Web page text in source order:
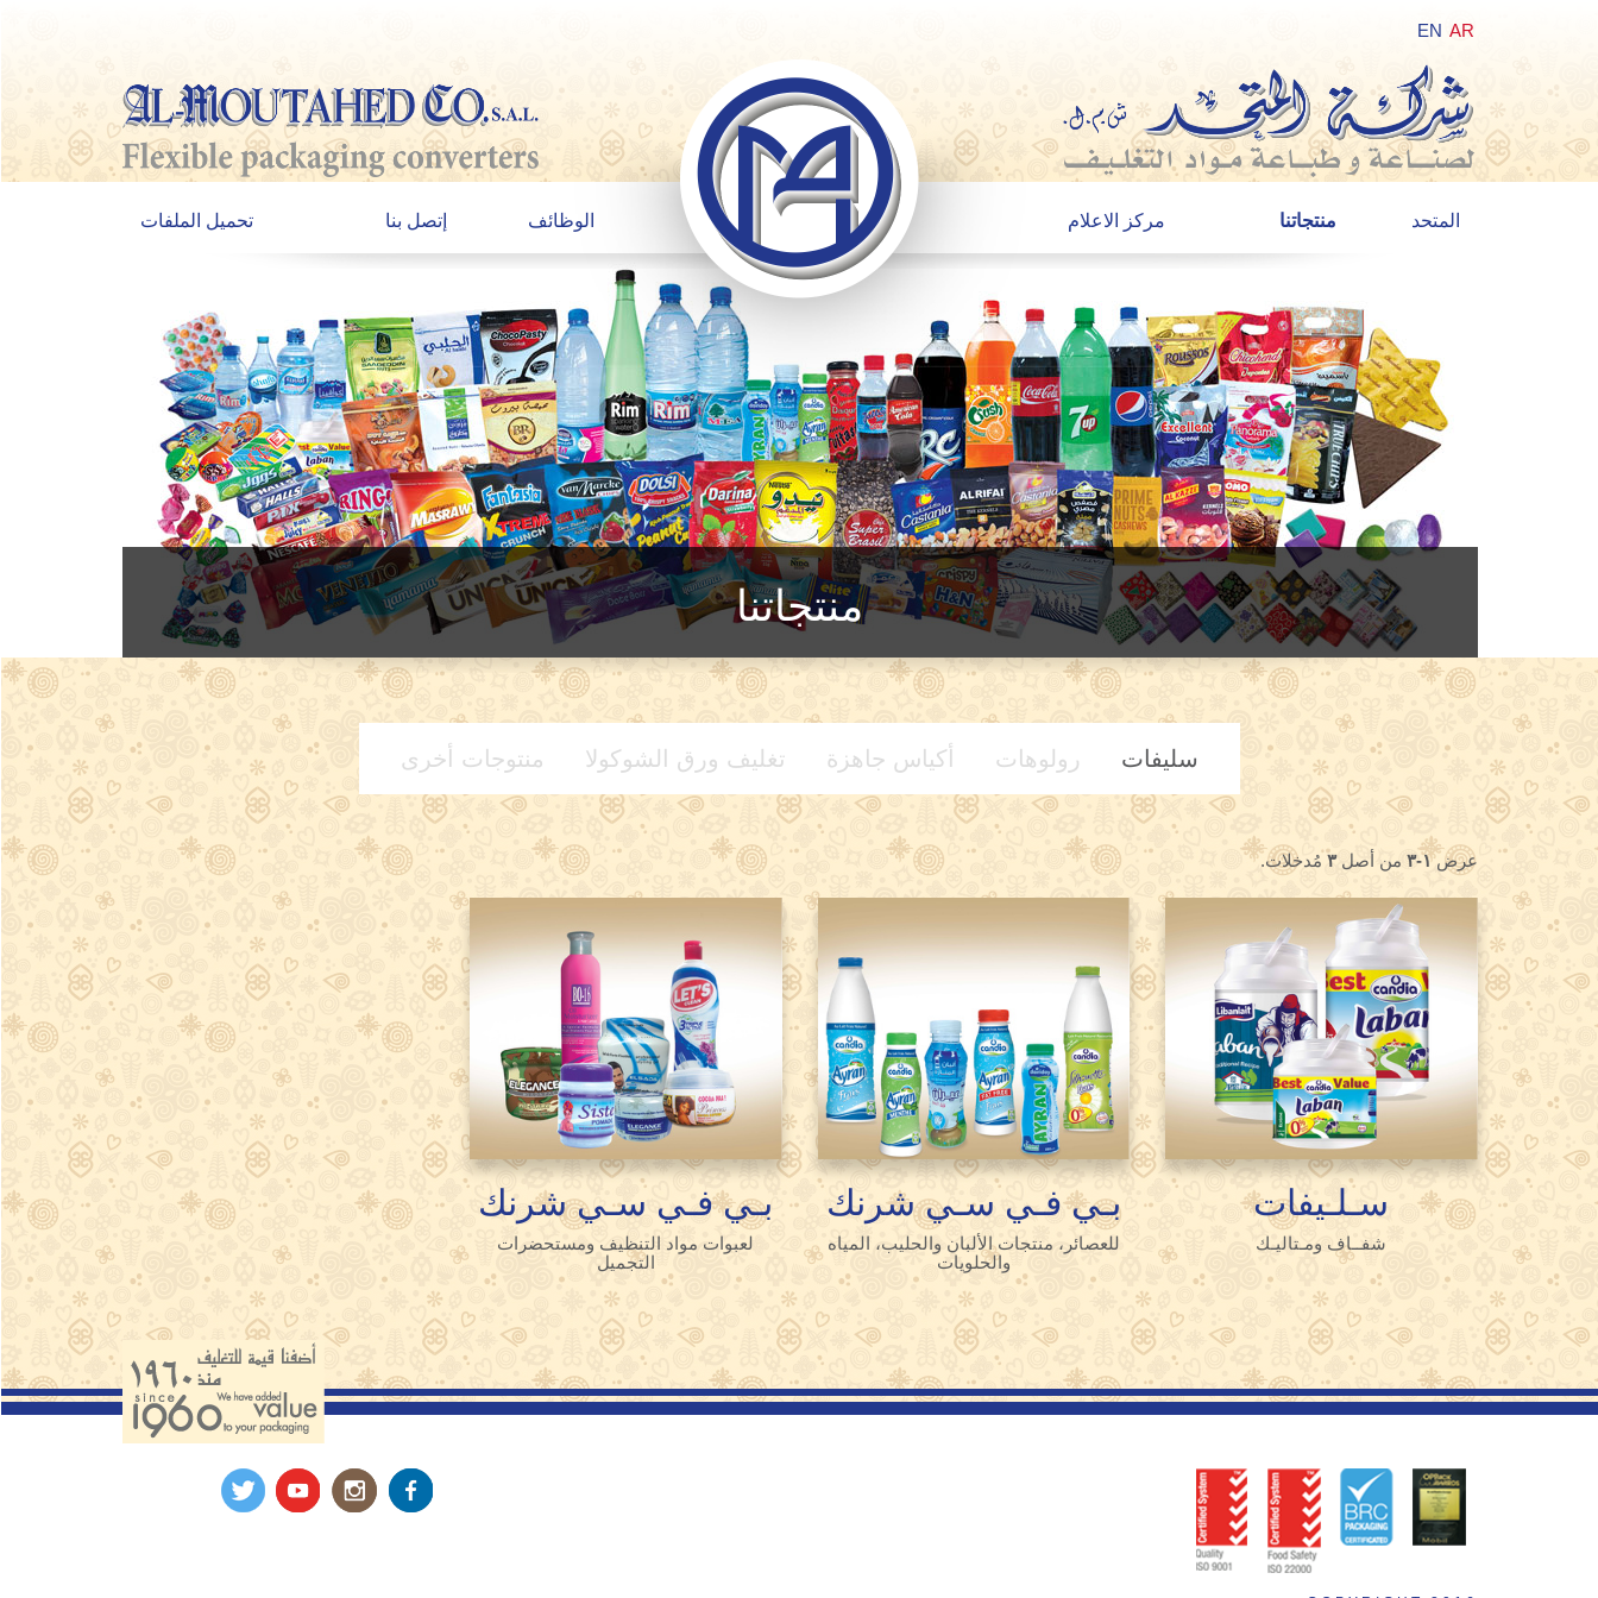
EN AR
المتحد منتجاتنا مركز الاعلام
الأحداث
الوظائف إتصل بنا تحميل الملفات
منتجاتنا
سليفات رولوهات أكياس جاهزة تغليف ورق الشوكولا منتوجات أخرى
عرض١-٣ من أصل٣ مُدخلات.
سـلـيفات
شفــاف ومـتاليـك
بـي فـي سـي شرنك
للعصائر، منتجات الألبان والحليب، المياه
والحلويات
بـي فـي سـي شرنك
لعبوات مواد التنظيف ومستحضرات
التجميل